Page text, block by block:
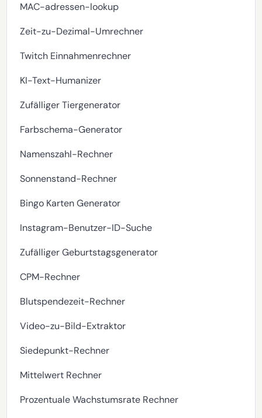
MAC-adressen-lookup
Zeit-zu-Dezimal-Umrechner
Twitch Einnahmenrechner
KI-Text-Humanizer
Zufälliger Tiergenerator
Farbschema-Generator
Namenszahl-Rechner
Sonnenstand-Rechner
Bingo Karten Generator
Instagram-Benutzer-ID-Suche
Zufälliger Geburtstagsgenerator
CPM-Rechner
Blutspendezeit-Rechner
Video-zu-Bild-Extraktor
Siedepunkt-Rechner
Mittelwert Rechner
Prozentuale Wachstumsrate Rechner